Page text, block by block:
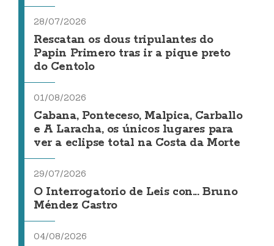
28/07/2026
Rescatan os dous tripulantes do
Papin Primero tras ir a pique preto
do Centolo
01/08/2026
Cabana, Ponteceso, Malpica, Carballo
e A Laracha, os únicos lugares para
ver a eclipse total na Costa da Morte
29/07/2026
O Interrogatorio de Leis con... Bruno
Méndez Castro
04/08/2026